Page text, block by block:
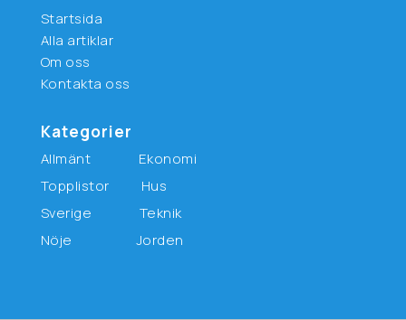
Startsida
Alla artiklar
Om oss
Kontakta oss
Kategorier
Allmänt
Ekonomi
Topplistor
Hus
Sverige
Teknik
Nöje
Jorden